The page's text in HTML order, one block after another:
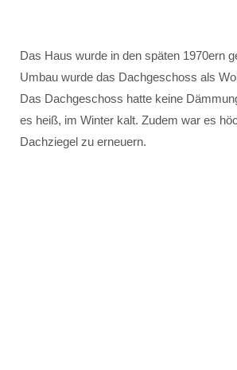
Das Haus wurde in den späten 1970ern
Umbau wurde das Dachgeschoss als
Das Dachgeschoss hatte keine
es heiß, im Winter kalt. Zudem war es
Dachziegel zu erneuern.